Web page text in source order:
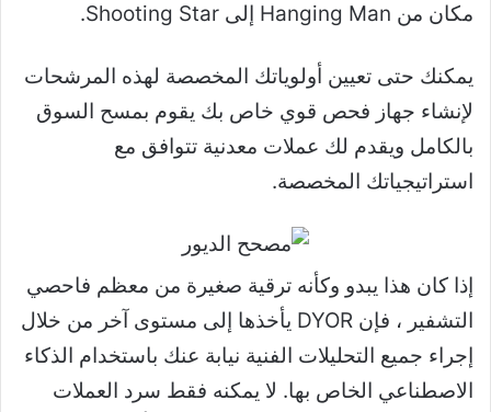
مكان من Hanging Man إلى Shooting Star.
يمكنك حتى تعيين أولوياتك المخصصة لهذه المرشحات
لإنشاء جهاز فحص قوي خاص بك يقوم بمسح السوق
بالكامل ويقدم لك عملات معدنية تتوافق مع
استراتيجياتك المخصصة.
إذا كان هذا يبدو وكأنه ترقية صغيرة من معظم فاحصي
التشفير ، فإن DYOR يأخذها إلى مستوى آخر من خلال
إجراء جميع التحليلات الفنية نيابة عنك باستخدام الذكاء
الاصطناعي الخاص بها. لا يمكنه فقط سرد العملات